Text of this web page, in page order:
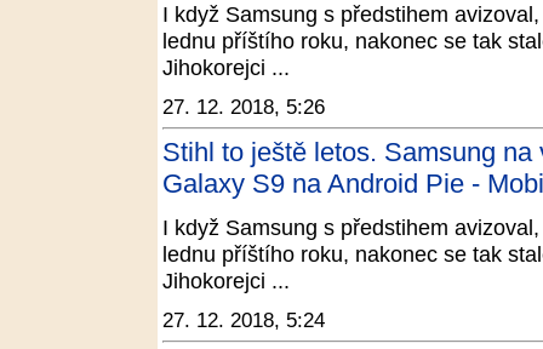
I když Samsung s předstihem
lednu příštího roku, nakonec se tak
Jihokorejci ...
27. 12. 2018, 5:26
Stihl to ještě letos. Samsung
Galaxy S9 na Android Pie -
I když Samsung s předstihem
lednu příštího roku, nakonec se tak
Jihokorejci ...
27. 12. 2018, 5:24